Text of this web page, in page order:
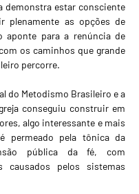
demonstra estar consciente
plenamente as opções de
aponte para a renúncia de
os caminhos que grande
percorre.
do Metodismo Brasileiro e a
conseguiu construir em
algo interessante e mais
permeado pela tônica da
pública da fé, com
causados pelos sistemas